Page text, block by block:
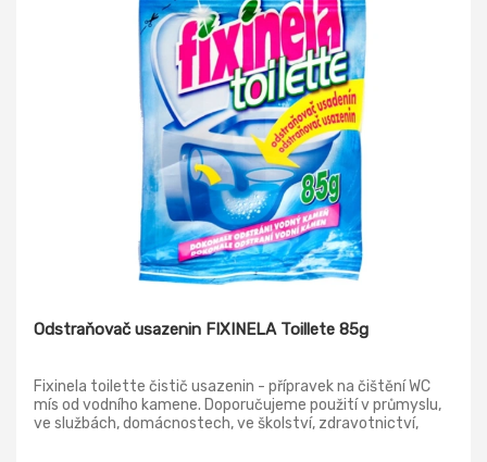
Odstraňovač usazenin FIXINELA Toillete 85g
Fixinela toilette čistič usazenin - přípravek na čištění WC
mís od vodního kamene. Doporučujeme použití v průmyslu,
ve službách, domácnostech, ve školství, zdravotnictví,